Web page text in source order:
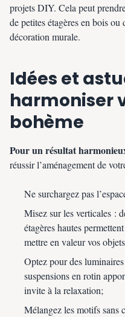
projets DIY. Cela peut
de petites étagères en bois ou
décoration murale.
Idées et
harmoniser
bohème
Pour un résultat
réussir l’aménagement de
Ne surchargez pas
Misez sur les verticales :
étagères hautes
mettre en valeur vos
Optez pour des
suspensions en rotin
invite à la relaxation;
Mélangez les motifs sans